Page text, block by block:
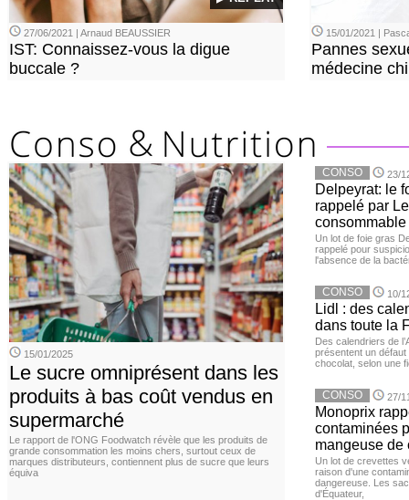
27/06/2021 | Arnaud BEAUSSIER
IST: Connaissez-vous la digue
buccale ?
15/01/2021 |
Pannes
médecine
15/01/2025
Le sucre omniprésent dans les
produits à bas coût vendus en
supermarché
Le rapport de l'ONG Foodwatch révèle que les produits de
grande consommation les moins chers, surtout ceux de
marques distributeurs, contiennent plus de sucre que leurs
équiva
CONSO 23/
Delpeyrat: le
rappelé par
consommable
Un lot de foie gras
rappelé pour
l'absence de la
CONSO 10/
Lidl : des
dans toute la
Des calendriers de
présentent un défaut
chocolat, selon une
CONSO 27/
Monoprix
contaminées
mangeuse de
Un lot de crevettes
raison d'une
dangereuse. Les
d'Équateur,